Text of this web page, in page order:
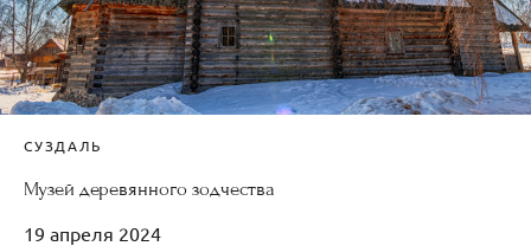
СУЗДАЛЬ
Музей деревянного зодчества
19 апреля 2024